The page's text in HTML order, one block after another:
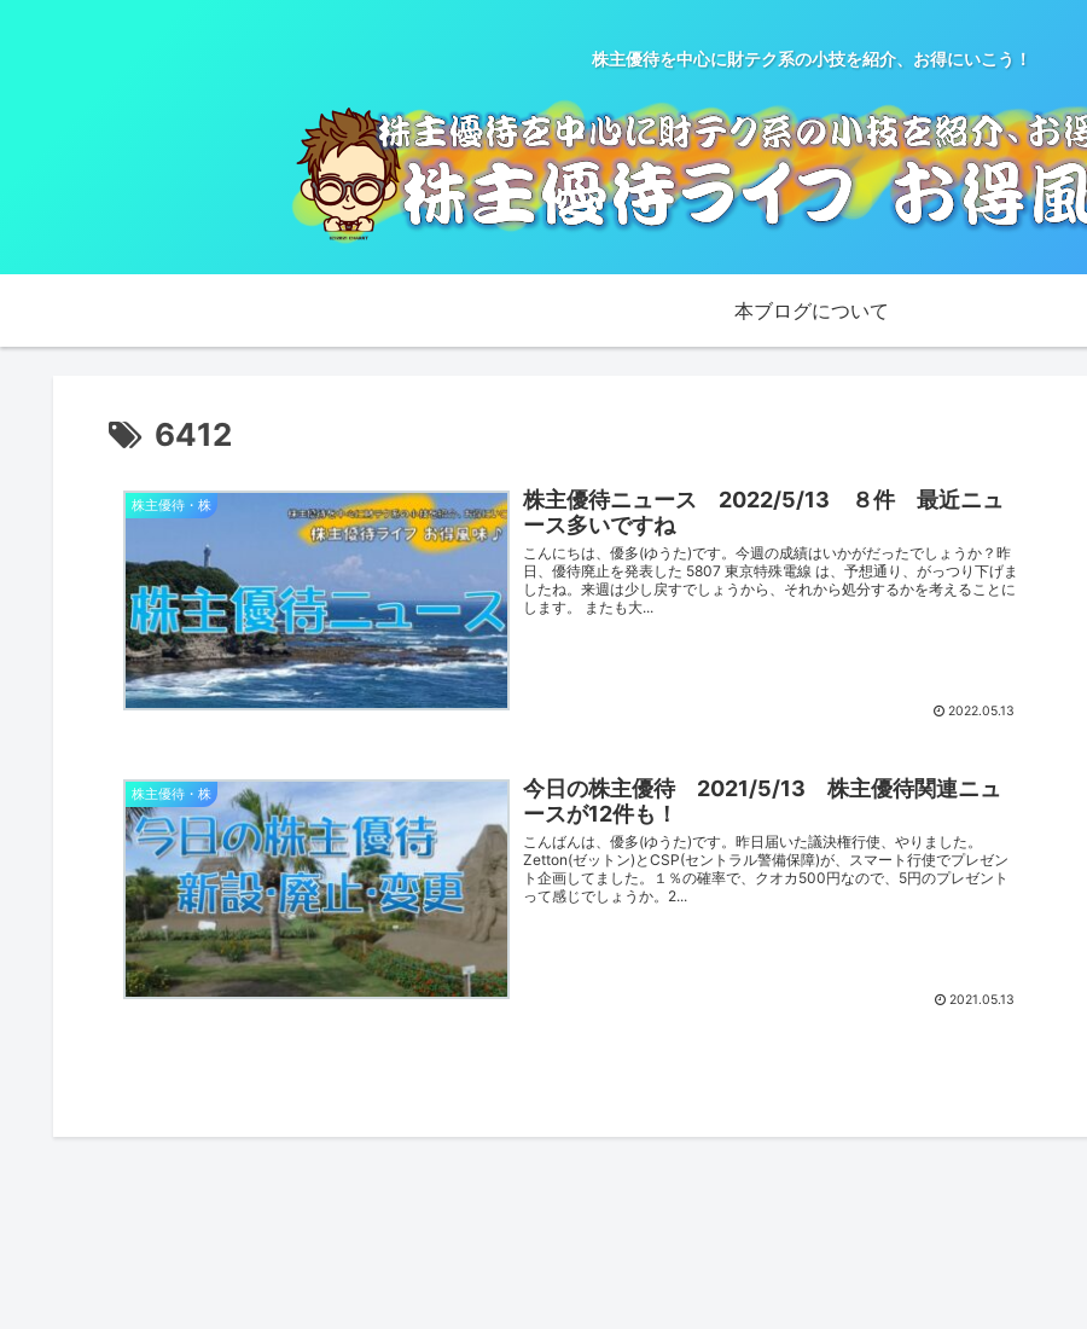
株主優待を中心に財テク系の小技を紹介、お得にいこう！
本ブログについて
6412
株主優待・株
株主優待ニュース 2022/5/13 ８件 最近ニュ
ース多いですね
こんにちは、優多(ゆうた)です。今週の成績はいかがだったでしょうか？昨
日、優待廃止を発表した 5807 東京特殊電線 は、予想通り、がっつり下げま
したね。来週は少し戻すでしょうから、それから処分するかを考えることに
します。 またも大...
2022.05.13
株主優待・株
今日の株主優待 2021/5/13 株主優待関連ニュ
ースが12件も！
こんばんは、優多(ゆうた)です。昨日届いた議決権行使、やりました。
Zetton(ゼットン)とCSP(セントラル警備保障)が、スマート行使でプレゼン
ト企画してました。１％の確率で、クオカ500円なので、5円のプレゼント
って感じでしょうか。2...
2021.05.13